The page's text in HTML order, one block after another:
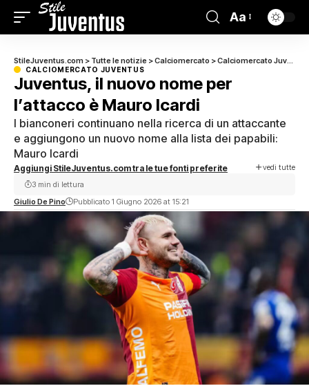
Aa
StileJuventus.com > Tutte le notizie >Calciomercato >Calciomercato Juventus
CALCIOMERCATO JUVENTUS
Juventus, il nuovo nome per
l’attacco è Mauro Icardi
I bianconeri continuano nella ricerca di un attaccante
e aggiungono un nuovo nome alla lista dei papabili:
Mauro Icardi
Aggiungi StileJuventus.com tra le tue fonti preferite vedi tutte
Giulio De Pino Pubblicato 1 Giugno 2026 at 15:21
3 min di lettura